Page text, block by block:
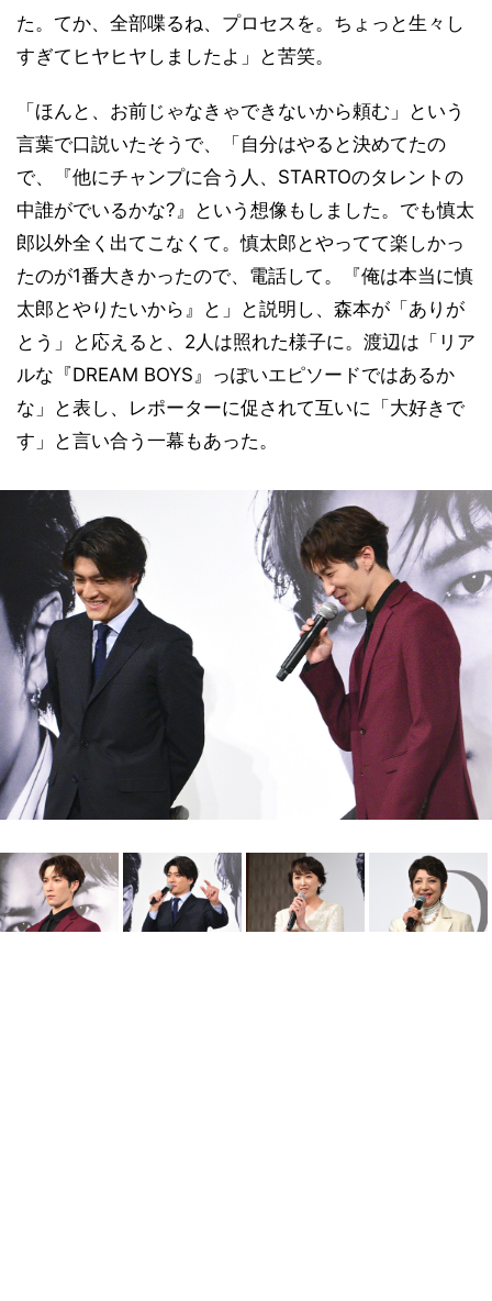
た。てか、全部喋るね、プロセスを。ちょっと生々し
すぎてヒヤヒヤしましたよ」と苦笑。
「ほんと、お前じゃなきゃできないから頼む」という
言葉で口説いたそうで、「自分はやると決めてたの
で、『他にチャンプに合う人、STARTOのタレントの
中誰がでいるかな?』という想像もしました。でも慎太
郎以外全く出てこなくて。慎太郎とやってて楽しかっ
たのが1番大きかったので、電話して。『俺は本当に慎
太郎とやりたいから』と」と説明し、森本が「ありが
とう」と応えると、2人は照れた様子に。渡辺は「リア
ルな『DREAM BOYS』っぽいエピソードではあるか
な」と表し、レポーターに促されて互いに「大好きで
す」と言い合う一幕もあった。